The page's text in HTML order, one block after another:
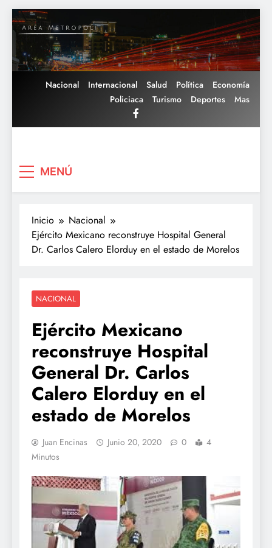
Saltar
al
contenido
Nacional Internacional Salud Política
Economía
Policiaca
Turismo Deportes Mas
MENÚ
Inicio
Nacional
Ejército Mexicano reconstruye Hospital General
Dr. Carlos Calero Elorduy en el estado de Morelos
NACIONAL
Ejército Mexicano
reconstruye Hospital
General Dr. Carlos
Calero Elorduy en el
estado de Morelos
Juan Encinas Junio 20, 2020 0
4
Minutos